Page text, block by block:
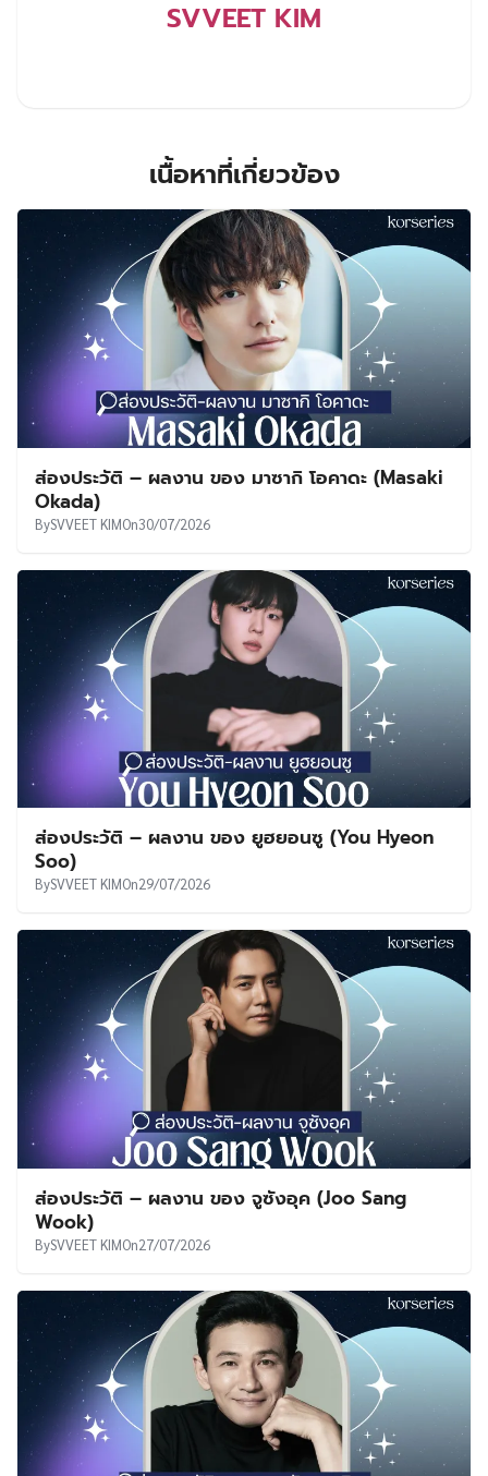
SVVEET KIM
เนื้อหาที่เกี่ยวข้อง
ส่องประวัติ – ผลงาน ของ มาซากิ โอคาดะ (Masaki
Okada)
BySVVEET KIMOn30/07/2026
ส่องประวัติ – ผลงาน ของ ยูฮยอนซู (You Hyeon
Soo)
BySVVEET KIMOn29/07/2026
ส่องประวัติ – ผลงาน ของ จูซังอุค (Joo Sang
Wook)
BySVVEET KIMOn27/07/2026